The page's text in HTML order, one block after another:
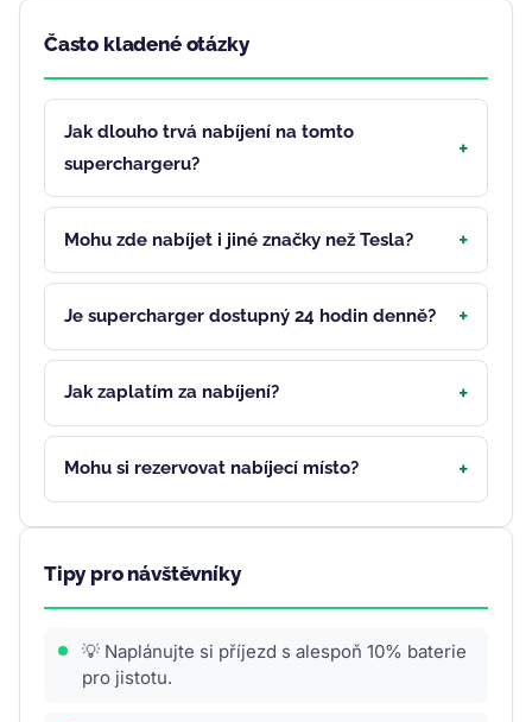
Často kladené otázky
Jak dlouho trvá nabíjení na tomto
superchargeru?
Mohu zde nabíjet i jiné značky než Tesla?
Je supercharger dostupný 24 hodin denně?
Jak zaplatím za nabíjení?
Mohu si rezervovat nabíjecí místo?
Tipy pro návštěvníky
💡 Naplánujte si příjezd s alespoň 10% baterie
pro jistotu.